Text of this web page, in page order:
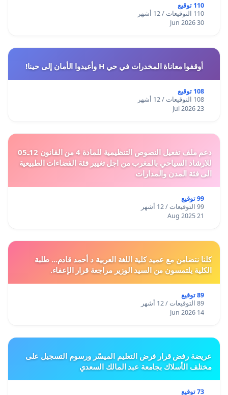
110 توقيع
110 التوقيعات / 12 أشهر
30 Jun 2026
أوقفوا معاناة المخدرات في حي H وأعيدوا الأمان إلى حينا!
108 توقيع
108 التوقيعات / 12 أشهر
23 Jul 2026
دعم ملف تفعيل النصوص التنظيمية للمادة 4 من القانون 12ـ05
للارشاد السياحي بالمغرب من اجل تغيير فئة الفضاءات الطبيعية
الى فئة المدن والمدارات
99 توقيع
99 التوقيعات / 12 أشهر
21 Aug 2025
كلنا نتضامن مع عميد كلية اللغة العربية د أحمد قادم... طلبة
الكلية يلتمسون من السيد الوزير مراجعة قرار الإعفاء.
89 توقيع
89 التوقيعات / 12 أشهر
14 Jun 2026
عريضة رفض قرار فرض التعليم الميسّر ورسوم التسجيل على
مختلف الأسلاك بجامعة عبد المالك السعدي
73 توقيع